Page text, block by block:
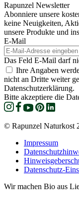
Rapunzel Newsletter
Abonniere unsere
keine Neuigkeiten,
unsere Produkte und
E-Mail
Das Feld E-Mail darf
Ihre Angaben
nicht an Dritte weiter
Datenschutzerklärung.
Bitte akzeptiere die
© Rapunzel Naturkost
Impressum
Datenschutz-
Wir machen Bio aus